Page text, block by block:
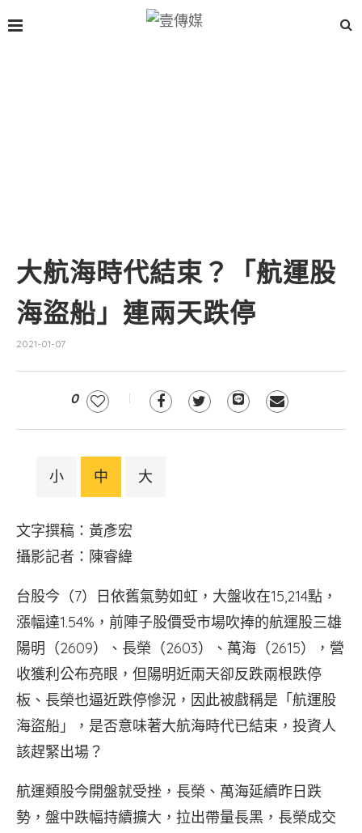
大航海時代結束？「航運股
海盜船」連兩天跌停
2021-01-07
0
小 中 大
文字撰稿：黃彥宏
攝影記者：陳睿緯
台股今（7）日依舊氣勢如虹，大盤收在15,214點，
漲幅達1.54%，前陣子股價受市場吹捧的航運股三雄
陽明（2609）、長榮（2603）、萬海（2615），營
收獲利公布亮眼，但陽明近兩天卻反跌兩根跌停
板、長榮也逼近跌停慘況，因此被戲稱是「航運股
海盜船」，是否意味著大航海時代已結束，投資人
該趕緊出場？
航運類股今開盤就受挫，長榮、萬海延續昨日跌
勢，盤中跌幅持續擴大，拉出帶量長黑，長榮成交